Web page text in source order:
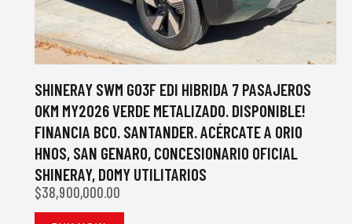
SHINERAY SWM G03F EDI HIBRIDA 7 PASAJEROS
0KM MY2026 VERDE METALIZADO. DISPONIBLE!
FINANCIA BCO. SANTANDER. ACÉRCATE A ORIO
HNOS, SAN GENARO, CONCESIONARIO OFICIAL
SHINERAY, DOMY UTILITARIOS
$38,900,000.00